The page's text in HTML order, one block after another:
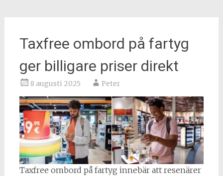
Taxfree ombord på fartyg
ger billigare priser direkt
8 augusti 2025 Peter
Taxfree ombord på fartyg innebär att resenärer